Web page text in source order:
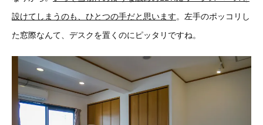
設けてしまうのも、ひとつの手だと思います。左手のポッコリし
た窓際なんて、デスクを置くのにピッタリですね。